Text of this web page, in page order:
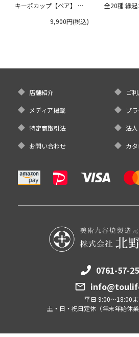
キーポカップ【ペア】 ラ
9,900円(税込)
全20種 縁
店舗紹介 ご
メディア掲載 プ
特定商取引法 法
お問い合わせ カ
0761-57-
平日 9:00～18:00
土・日・祝日定休（年末年始休業